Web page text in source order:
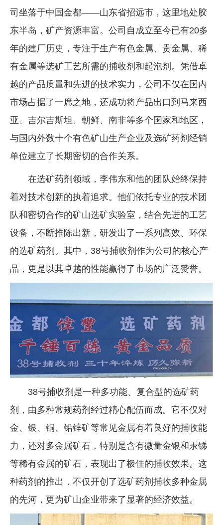
司坐落于中国金都——山东省招远市，这里地处胶
东半岛，矿产资源丰富。公司自成立至今已有20多
年的建厂历史，专注于生产有色金属、贵金属、稀
有金属等选矿工艺所需的捕收剂和起泡剂。凭借卓
越的产品质量和先进的技术实力，公司不仅在国内
市场占据了一席之地，还成功将产品出口到马来西
亚、吉尔吉斯坦、朝鲜、南非等多个国家和地区，
与国内外数十个有色矿山生产企业及选矿药剂经销
单位建立了长期密切的合作关系。
在选矿药剂领域，李伟东和他的团队始终保持
着对技术创新的执着追求。他们依托专业的技术团
队和密切合作的矿山选矿实验室，结合先进的工艺
设备，不断推陈出新，研发出了一系列高效、环保
的选矿药剂。其中，38号捕收剂作为公司的核心产
品，更是以其卓越的性能赢得了市场的广泛赞誉。
38号捕收剂是一种多功能、复合型的选矿药
剂，由多种常规药剂经过精心配伍而成。它不仅对
金、银、铜、铅锌矿等常见金属有着良好的捕收能
力，还对多金属矿石，特别是含有微量金银和汞锑
等稀有金属的矿石，表现出了极佳的捕收效果。这
种药剂的推出，不仅开创了选矿药剂捕收多种金属
的先河，更为矿山企业带来了显著的经济效益。